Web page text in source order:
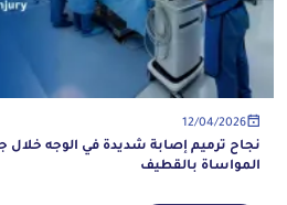
12/04/2026
نجاح ترميم إصابة شديدة في الوجه
المواساة بالقطيف